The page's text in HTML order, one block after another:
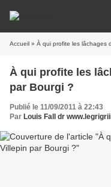
Accueil » À qui profite les lâchages
À qui profite les
par Bourgi ?
Publié le 11/09/2011 à 22:43
Par Louis Fall dr